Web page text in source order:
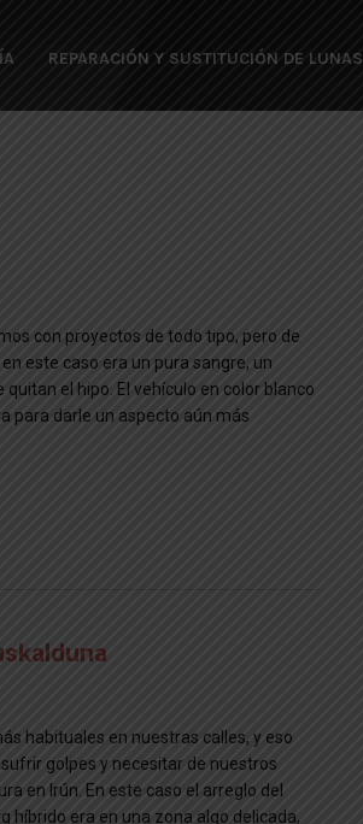
REPARACIÓN Y SUSTITUCIÓN DE LUNAS
con proyectos de todo tipo, pero de
este caso era un pura sangre, un
quitan el hipo. El vehículo en color blanco
para darle un aspecto aún más
habituales en nuestras calles, y eso
golpes y necesitar de nuestros
en Irún. En este caso el arreglo del
híbrido era en una zona algo delicada,